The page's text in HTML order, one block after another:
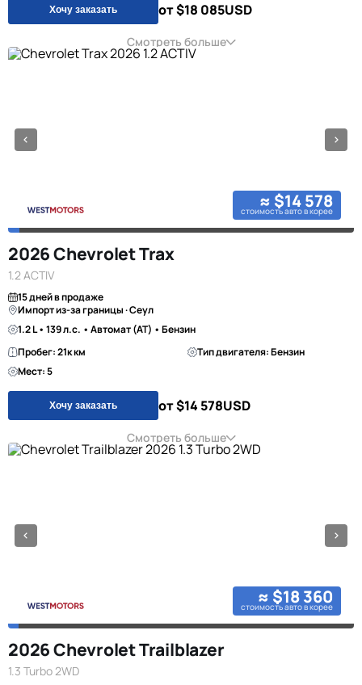
Хочу заказать от $18 085USD
Смотреть больше
≈ $14 578
стоимость авто в корее
2026 Chevrolet Trax
1.2 ACTIV
15 дней в продаже
Импорт из-за границы · Сеул
1.2 L • 139 л.с. • Автомат (AT) • Бензин
Пробег: 21к км
Тип двигателя: Бензин
Мест: 5
Хочу заказать от $14 578USD
Смотреть больше
≈ $18 360
стоимость авто в корее
2026 Chevrolet Trailblazer
1.3 Turbo 2WD